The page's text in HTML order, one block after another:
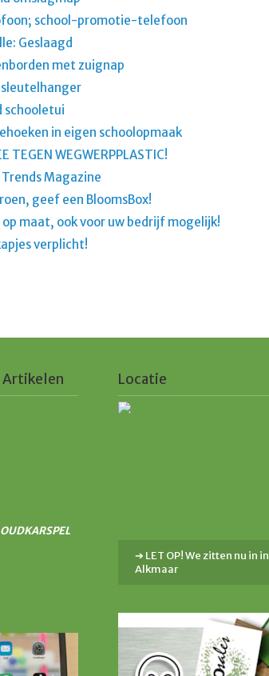
school-promotie-telefoon
Geslaagd
met zuignap
schooletui
in eigen schoolopmaak
TEGEN WEGWERPPLASTIC!
Magazine
geef een BloomsBox!
op maat, ook voor uw bedrijf mogelijk!
verplicht!
Artikelen Locatie
➔ LET OP! We zitten nu in in
Alkmaar